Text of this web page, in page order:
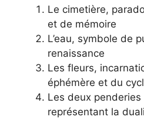
Le cimetière,
et de mémoire
L’eau, symbole de
renaissance
Les fleurs,
éphémère et du
Les deux
représentant la